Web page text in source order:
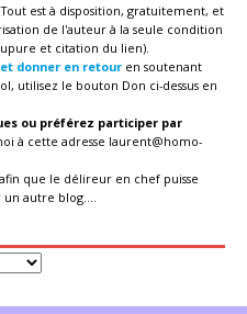
Tout est à disposition, gratuitement, et
de l'auteur à la seule condition
et citation du lien).
donner en retour en soutenant
utilisez le bouton Don ci-dessus en
ou préférez participer par
à cette adresse laurent@homo-
que le délireur en chef puisse
autre blog....